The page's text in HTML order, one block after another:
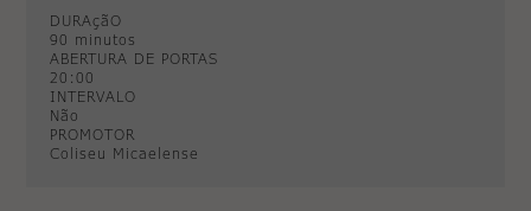
DURAçãO
90 minutos
ABERTURA DE PORTAS
20:00
INTERVALO
Não
PROMOTOR
Coliseu Micaelense